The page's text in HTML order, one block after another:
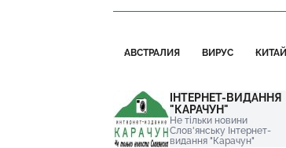
АВСТРАЛИЯ ВИРУС КИТАЙ
ІНТЕРНЕТ-ВИДАННЯ
"КАРАЧУН"
Не тільки новини
Слов'янську Інтернет-
видання "Карачун"